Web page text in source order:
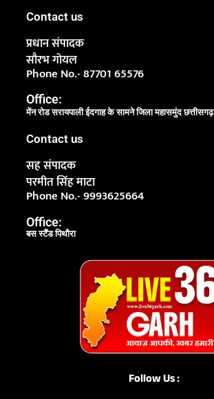
Contact us
प्रधान संपादक
सौरभ गोयल
Phone No.- 87701 65576
Office:
मेंन रोड सरायपाली ईदगाह के सामने जिला महासमुंद छत्तीसगढ़
Contact us
सह संपादक
परमीत सिंह माटा
Phone No.- 9993625664
Office:
बस स्टैंड पिथौरा
Follow Us :